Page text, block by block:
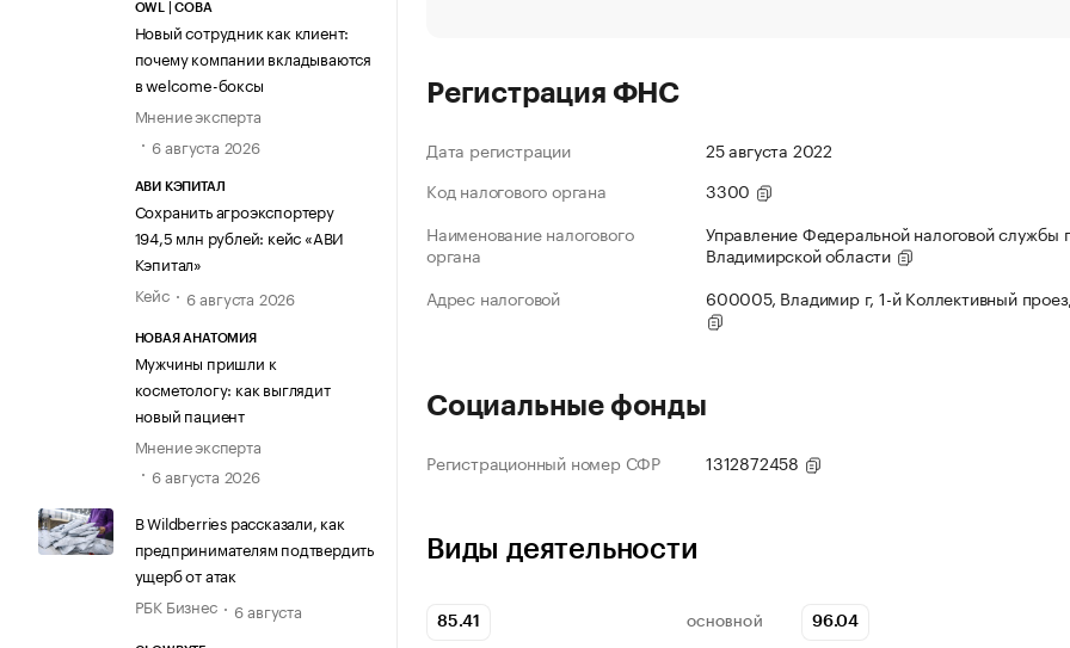
OWL | СОВА
Новый сотрудник как клиент:
почему компании вкладываются
в welcome-боксы
Мнение эксперта
6 августа 2026
АВИ КЭПИТАЛ
Сохранить агроэкспортеру
194,5 млн рублей: кейс «АВИ
Кэпитал»
Кейс
6 августа 2026
НОВАЯ АНАТОМИЯ
Мужчины пришли к
косметологу: как выглядит
новый пациент
Мнение эксперта
6 августа 2026
В Wildberries рассказали, как
предпринимателям подтвердить
ущерб от атак
РБК Бизнес
6 августа
Регистрация ФНС
Дата регистрации
25 августа 2022
Код налогового органа
3300
Наименование налогового
органа
Управление Федеральной налоговой службы
Владимирской области
Адрес налоговой
600005, Владимир г, 1-й Коллективный
Социальные фонды
Регистрационный номер СФР 1312872458
Виды деятельности
85.41 ОСНОВНОЙ 96.04